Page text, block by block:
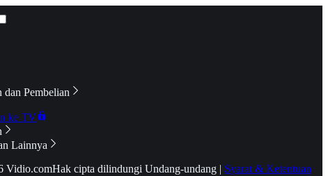
dan Pembelian
ke TV
Lainnya
Vidio.comHak cipta dilindungi Undang-undang | Syarat & Ketentuan